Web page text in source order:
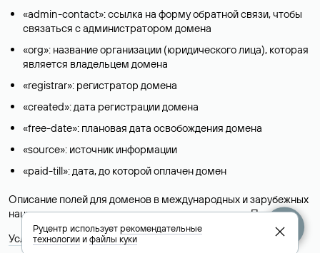
«admin-contact»: ссылка на форму обратной связи, чтобы
связаться с администратором домена
«org»: название организации (юридического лица), которая
является владельцем домена
«registrar»: регистратор домена
«created»: дата регистрации домена
«free-date»: плановая дата освобождения домена
«source»: источник информации
«paid-till»: дата, до которой оплачен домен
Описание полей для доменов в международных и зарубежных
национальных доменах представлены в разделе «Помощь».
Условия использования Whois-сервиса
Руцентр используетрекомендательные
технологииифайлы куки